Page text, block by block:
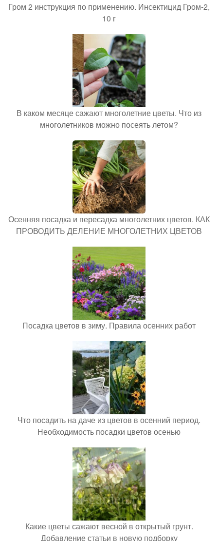
Гром 2 инструкция по применению. Инсектицид Гром-2,
10 г
В каком месяце сажают многолетние цветы. Что из
многолетников можно посеять летом?
Осенняя посадка и пересадка многолетних цветов. КАК
ПРОВОДИТЬ ДЕЛЕНИЕ МНОГОЛЕТНИХ ЦВЕТОВ
Посадка цветов в зиму. Правила осенних работ
Что посадить на даче из цветов в осенний период.
Необходимость посадки цветов осенью
Какие цветы сажают весной в открытый грунт.
Добавление статьи в новую подборку